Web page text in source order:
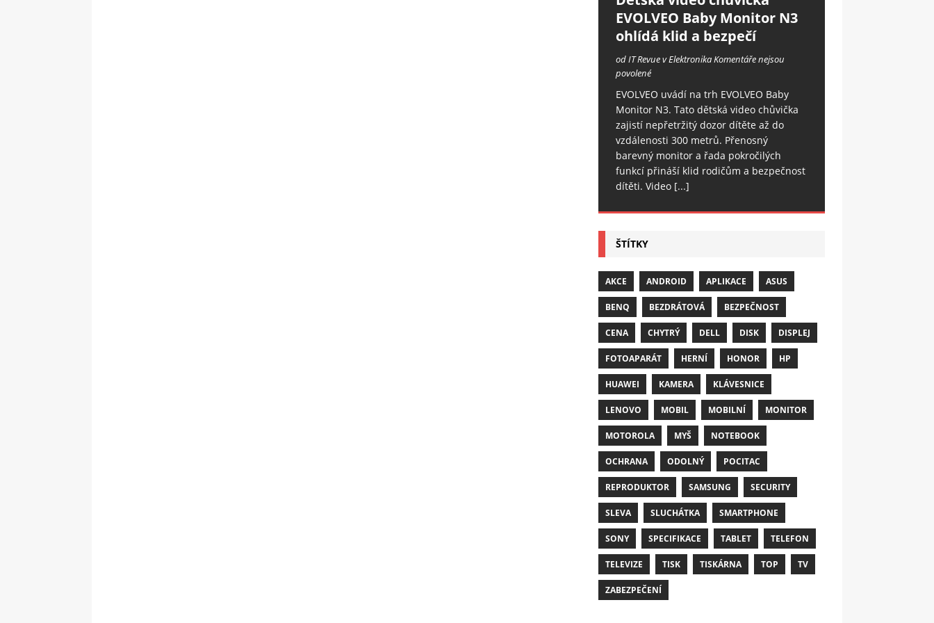
EVOLVEO Baby Monitor N3
ohlídá klid a bezpečí
od IT Revue v ElektronikaKomentáře nejsou
povolené
EVOLVEO uvádí na trh EVOLVEO Baby
Monitor N3. Tato dětská video chůvička
zajistí nepřetržitý dozor dítěte až do
vzdálenosti 300 metrů. Přenosný
barevný monitor a řada pokročilých
funkcí přináší klid rodičům a bezpečnost
dítěti. Video [...]
ŠTÍTKY
AKCE ANDROID APLIKACE ASUS
BENQ BEZDRÁTOVÁ BEZPEČNOST
CENA CHYTRÝ DELL DISK DISPLEJ
FOTOAPARÁT HERNÍ HONOR HP
HUAWEI KAMERA KLÁVESNICE
LENOVO MOBIL MOBILNÍ MONITOR
MOTOROLA MYŠ NOTEBOOK
OCHRANA ODOLNÝ POCITAC
REPRODUKTOR SAMSUNG SECURITY
SLEVA SLUCHÁTKA SMARTPHONE
SONY SPECIFIKACE TABLET TELEFON
TELEVIZE TISK TISKÁRNA TOP TV
ZABEZPEČENÍ